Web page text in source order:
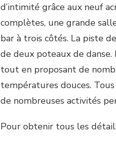
d’intimité grâce aux neuf
complètes, une grande
bar à trois côtés. La piste
de deux poteaux de
tout en proposant de
températures douces.
de nombreuses activités
Pour obtenir tous les